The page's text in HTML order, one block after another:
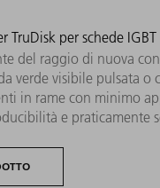
del raggio di nuova
verde visibile pulsata o
in rame con minimo
e praticamente
TruDisk per schede IGBT